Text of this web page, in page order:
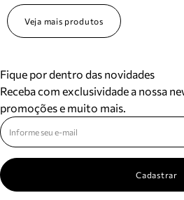
Veja mais produtos
Fique por dentro das novidades
Receba com exclusividade a nossa
promoções e muito mais.
Cadastrar